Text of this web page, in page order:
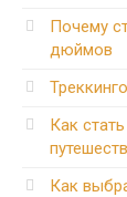
Почему
дюймов
Как
Как